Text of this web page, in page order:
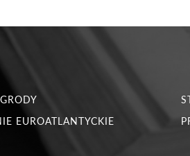
EUROATLANTYCKIE